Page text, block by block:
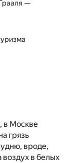
—
в Москве
грязь
вроде,
воздух в белых